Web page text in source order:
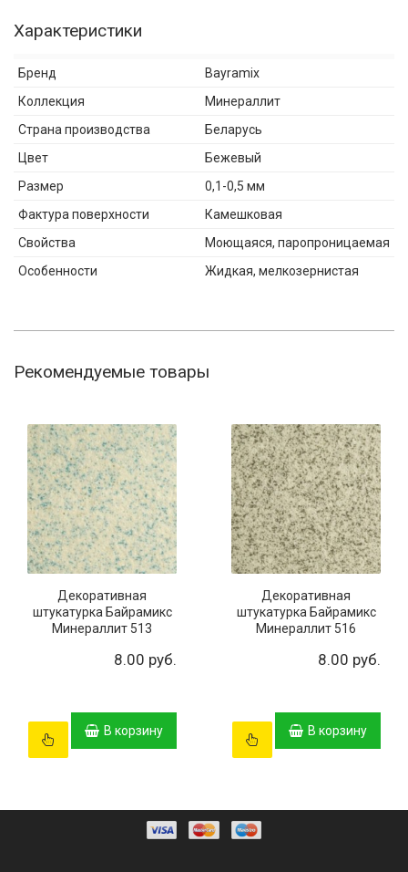
Характеристики
Бренд
Bayramix
Коллекция
Минераллит
Страна производства
Беларусь
Цвет
Бежевый
Размер
0,1-0,5 мм
Фактура поверхности
Камешковая
Свойства
Моющаяся, паропроницаемая
Особенности
Жидкая, мелкозернистая
Рекомендуемые товары
Декоративная
штукатурка Байрамикс
Минераллит 513
8.00 руб.
В корзину
Декоративная
штукатурка Байрамикс
Минераллит 516
8.00 руб.
В корзину